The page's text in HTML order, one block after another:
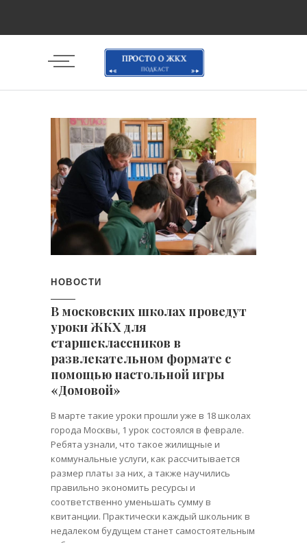
НОВОСТИ
В московских школах проведут
уроки ЖКХ для
старшеклассников в
развлекательном формате с
помощью настольной игры
«Домовой»
В марте такие уроки прошли уже в 18 школах
города Москвы, 1 урок состоялся в феврале.
Ребята узнали, что такое жилищные и
коммунальные услуги, как рассчитывается
размер платы за них, а также научились
правильно экономить ресурсы и
соответственно уменьшать сумму в
квитанции. Практически каждый школьник в
недалеком будущем станет самостоятельным